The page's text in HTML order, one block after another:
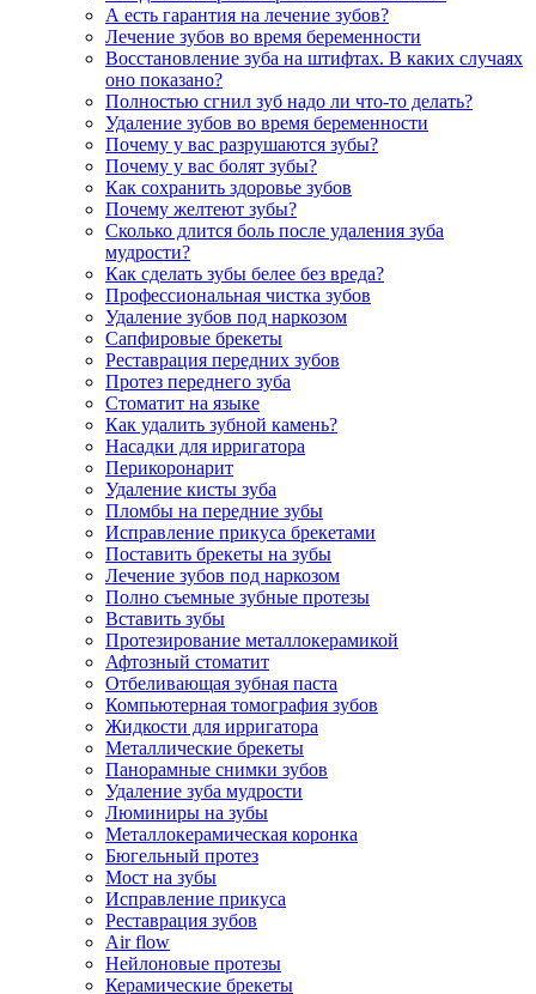
А есть гарантия на лечение зубов?
Лечение зубов во время беременности
Восстановление зуба на штифтах. В каких случаях
оно показано?
Полностью сгнил зуб надо ли что-то делать?
Удаление зубов во время беременности
Почему у вас разрушаются зубы?
Почему у вас болят зубы?
Как сохранить здоровье зубов
Почему желтеют зубы?
Сколько длится боль после удаления зуба
мудрости?
Как сделать зубы белее без вреда?
Профессиональная чистка зубов
Удаление зубов под наркозом
Сапфировые брекеты
Реставрация передних зубов
Протез переднего зуба
Стоматит на языке
Как удалить зубной камень?
Насадки для ирригатора
Перикоронарит
Удаление кисты зуба
Пломбы на передние зубы
Исправление прикуса брекетами
Поставить брекеты на зубы
Лечение зубов под наркозом
Полно съемные зубные протезы
Вставить зубы
Протезирование металлокерамикой
Афтозный стоматит
Отбеливающая зубная паста
Компьютерная томография зубов
Жидкости для ирригатора
Металлические брекеты
Панорамные снимки зубов
Удаление зуба мудрости
Люминиры на зубы
Металлокерамическая коронка
Бюгельный протез
Мост на зубы
Исправление прикуса
Реставрация зубов
Air flow
Нейлоновые протезы
Керамические брекеты